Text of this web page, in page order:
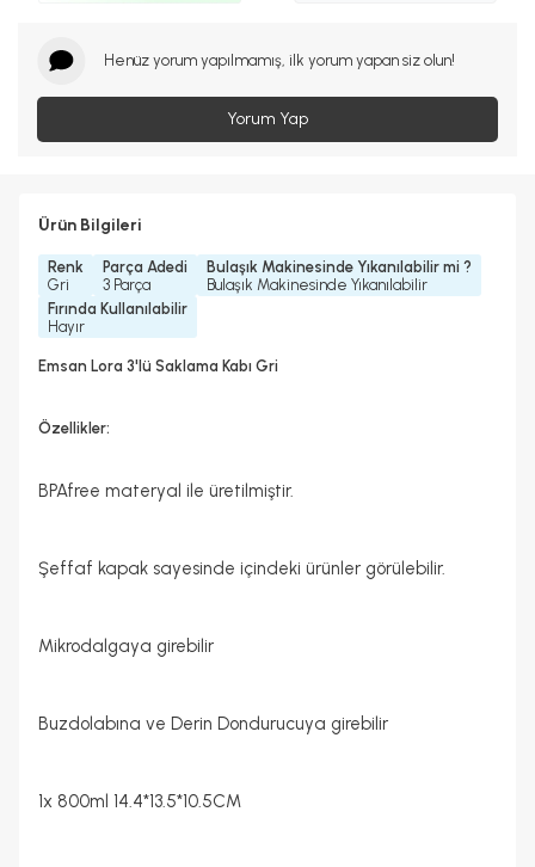
Henüz yorum yapılmamış, ilk yorum yapan siz olun!
Yorum Yap
Ürün Bilgileri
Renk
Gri
Parça Adedi
3 Parça
Bulaşık Makinesinde Yıkanılabilir mi ?
Bulaşık Makinesinde Yıkanılabilir
Fırında Kullanılabilir
Hayır
Emsan Lora 3'lü Saklama Kabı Gri
Özellikler:
BPAfree materyal ile üretilmiştir.
Şeffaf kapak sayesinde içindeki ürünler görülebilir.
Mikrodalgaya girebilir
Buzdolabına ve Derin Dondurucuya girebilir
1x 800ml 14.4*13.5*10.5CM